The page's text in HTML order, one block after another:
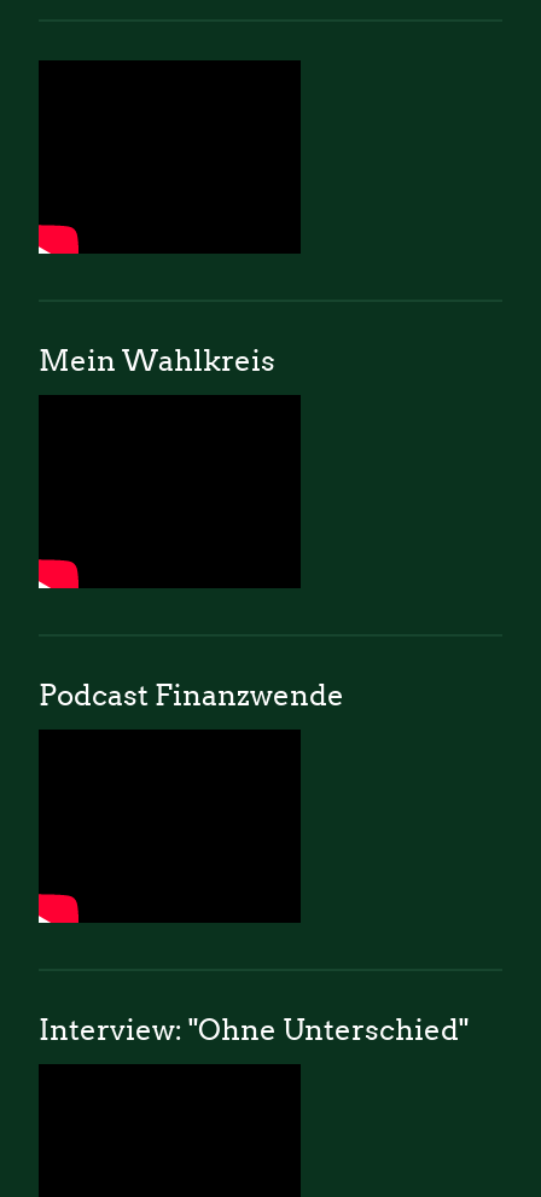
Mein Wahlkreis
Podcast Finanzwende
Interview: "Ohne Unterschied"